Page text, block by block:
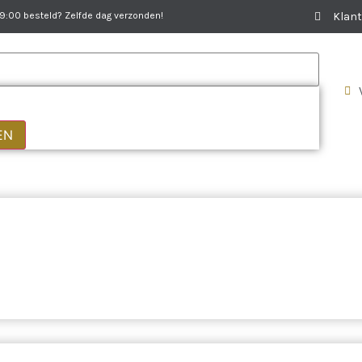
besteld? Zelfde dag verzonden!